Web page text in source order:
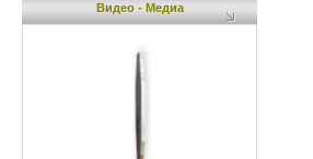
Видео - Медиа